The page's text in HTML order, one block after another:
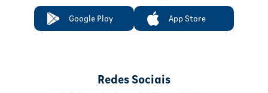
Google Play App Store
Redes Sociais